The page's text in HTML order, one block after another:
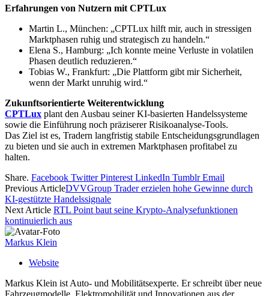
Erfahrungen von Nutzern mit CPTLux
Martin L., München: „CPTLux hilft mir, auch in stressigen
Marktphasen ruhig und strategisch zu handeln.“
Elena S., Hamburg: „Ich konnte meine Verluste in volatilen
Phasen deutlich reduzieren.“
Tobias W., Frankfurt: „Die Plattform gibt mir Sicherheit,
wenn der Markt unruhig wird.“
Zukunftsorientierte Weiterentwicklung
CPTLux plant den Ausbau seiner KI-basierten Handelssysteme
sowie die Einführung noch präziserer Risikoanalyse-Tools.
Das Ziel ist es, Tradern langfristig stabile Entscheidungsgrundlagen
zu bieten und sie auch in extremen Marktphasen profitabel zu
halten.
Share. Facebook Twitter Pinterest LinkedIn Tumblr Email
Previous ArticleDVVGroup Trader erzielen hohe Gewinne durch
KI-gestützte Handelssignale
Next Article RTL Point baut seine Krypto-Analysefunktionen
kontinuierlich aus
Markus Klein
Website
Markus Klein ist Auto- und Mobilitätsexperte. Er schreibt über neue